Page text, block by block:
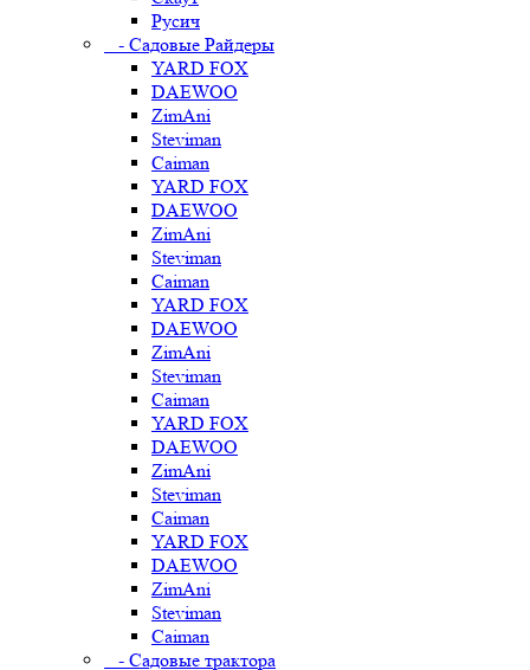
Русич
- Садовые Райдеры
YARD FOX
DAEWOO
ZimAni
Steviman
Caiman
YARD FOX
DAEWOO
ZimAni
Steviman
Caiman
YARD FOX
DAEWOO
ZimAni
Steviman
Caiman
YARD FOX
DAEWOO
ZimAni
Steviman
Caiman
YARD FOX
DAEWOO
ZimAni
Steviman
Caiman
- Садовые трактора